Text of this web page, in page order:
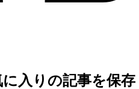
に入りの記事を保存